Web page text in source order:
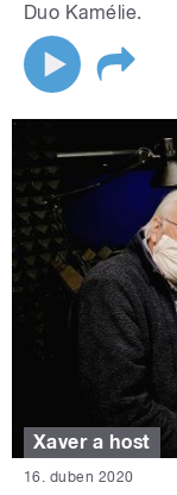
Duo Kamélie.
Xaver a host
16. duben 2020